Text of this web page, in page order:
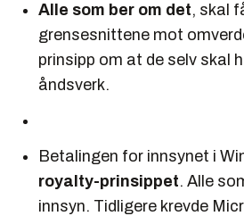
Alle som ber om det, skal
grensesnittene mot
prinsipp om at de selv skal
åndsverk.
Betalingen for innsynet i
royalty-prinsippet. Alle
innsyn. Tidligere krevde